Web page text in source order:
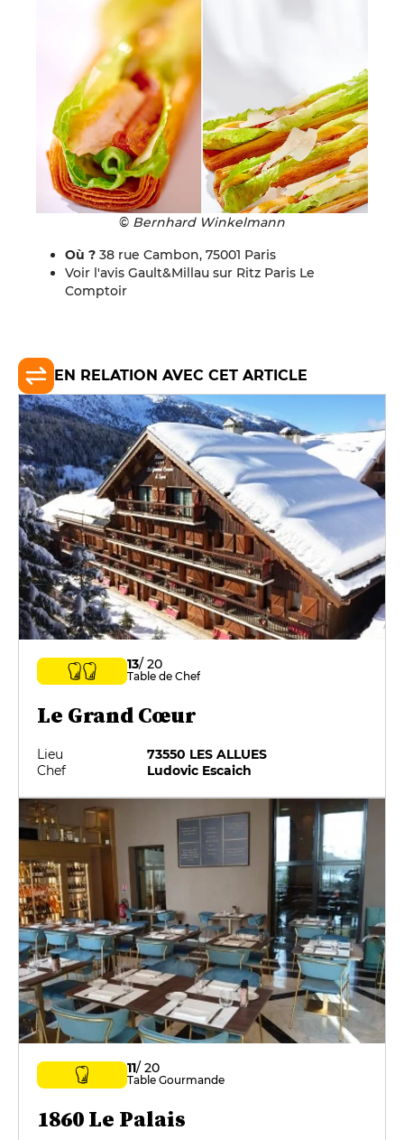
© Bernhard Winkelmann
Où ? 38 rue Cambon, 75001 Paris
Voir l'avis Gault&Millau sur Ritz Paris Le
Comptoir
EN RELATION AVEC CET ARTICLE
13/ 20
Table de Chef
Le Grand Cœur
Lieu
73550 LES ALLUES
Chef
Ludovic Escaich
11/ 20
Table Gourmande
1860 Le Palais